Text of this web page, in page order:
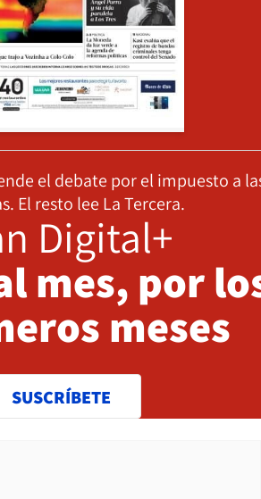
el debate por el impuesto a
El resto lee La Tercera.
Digital+
mes, por
meses
SUSCRÍBETE